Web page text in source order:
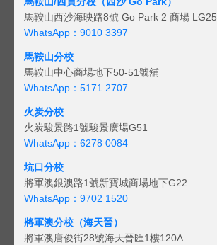
馬鞍山西沙海映路8號 Go Park 2 商場
WhatsApp：9010 3397
馬鞍山分校
馬鞍山中心商場地下50-51號舖
WhatsApp：5171 2707
火炭分校
火炭駿景路1號駿景廣場G51
WhatsApp：6278 0084
坑口分校
將軍澳銀澳路1號新寶城商場地下G22
WhatsApp：9702 1520
將軍澳分校（海天晉）
將軍澳唐俊街28號海天晉匯1樓120A